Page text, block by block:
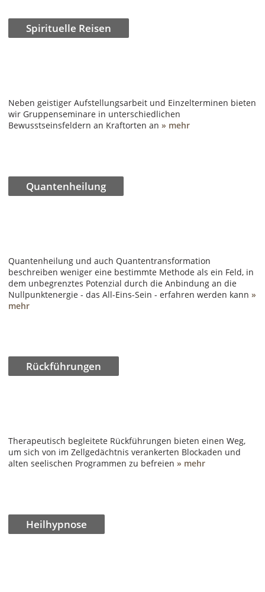
Spirituelle Reisen
Neben geistiger Aufstellungsarbeit und Einzelterminen bieten
wir Gruppenseminare in unterschiedlichen
Bewusstseinsfeldern an Kraftorten an» mehr
Quantenheilung
Quantenheilung und auch Quantentransformation
beschreiben weniger eine bestimmte Methode als ein Feld, in
dem unbegrenztes Potenzial durch die Anbindung an die
Nullpunktenergie - das All-Eins-Sein - erfahren werden kann»
mehr
Rückführungen
Therapeutisch begleitete Rückführungen bieten einen Weg,
um sich von im Zellgedächtnis verankerten Blockaden und
alten seelischen Programmen zu befreien» mehr
Heilhypnose